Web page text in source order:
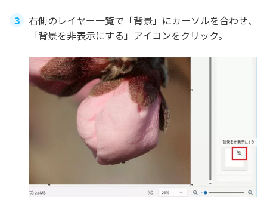
右側のレイヤー一覧で「背景」にカーソルを合わせ、
「背景を非表示にする」アイコンをクリック。